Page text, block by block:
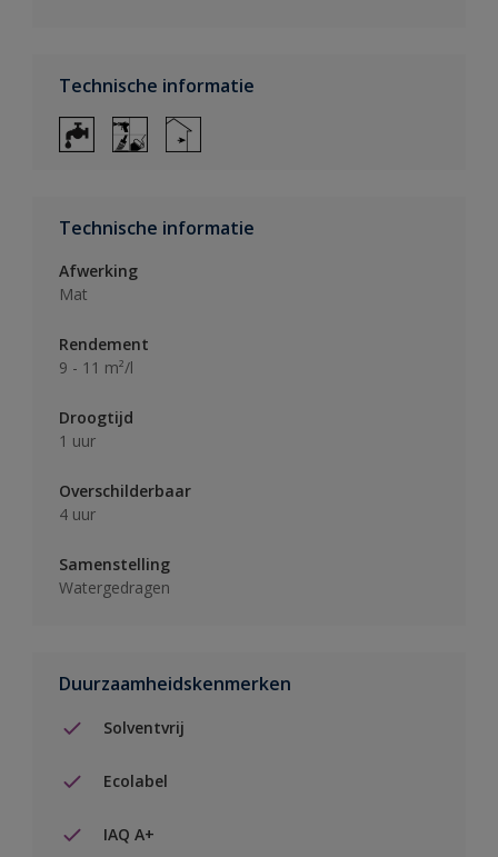
Technische informatie
Technische informatie
Afwerking
Mat
Rendement
9 - 11 m²/l
Droogtijd
1 uur
Overschilderbaar
4 uur
Samenstelling
Watergedragen
Duurzaamheidskenmerken
Solventvrij
Ecolabel
IAQ A+